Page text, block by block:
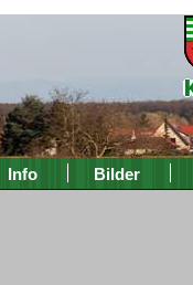
Info Bilder